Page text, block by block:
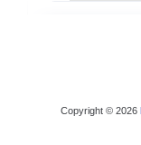
Copyright © 2026